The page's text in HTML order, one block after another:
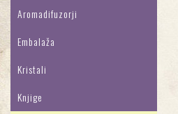
Aromadifuzorji
Embalaža
Kristali
Knjige